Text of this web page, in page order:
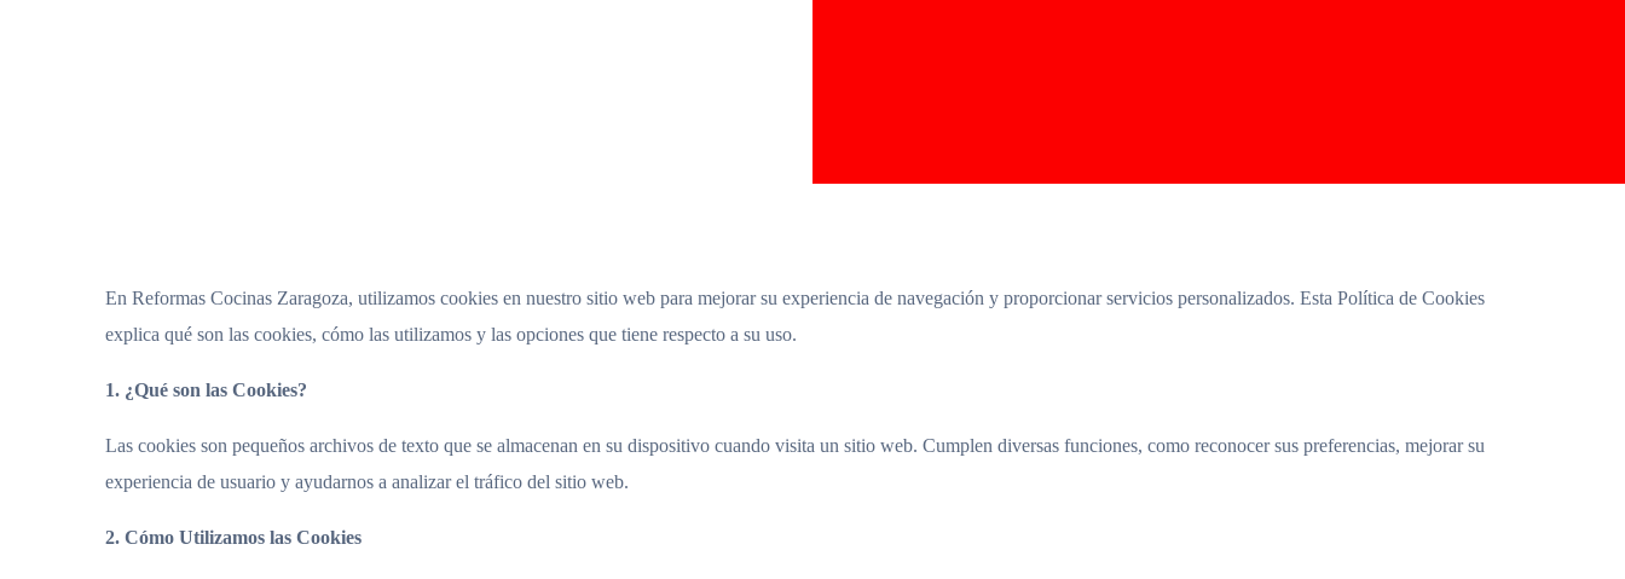
En Reformas Cocinas Zaragoza, utilizamos cookies en nuestro sitio web para mejorar su experiencia de navegación y proporcionar servicios personalizados. Esta Política de Cookies
explica qué son las cookies, cómo las utilizamos y las opciones que tiene respecto a su uso.
1. ¿Qué son las Cookies?
Las cookies son pequeños archivos de texto que se almacenan en su dispositivo cuando visita un sitio web. Cumplen diversas funciones, como reconocer sus preferencias, mejorar su
experiencia de usuario y ayudarnos a analizar el tráfico del sitio web.
2. Cómo Utilizamos las Cookies